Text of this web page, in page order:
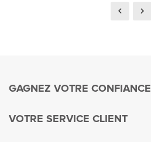
GAGNEZ VOTRE CONFIANCE
VOTRE SERVICE CLIENT